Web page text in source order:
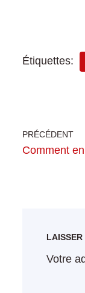
Étiquettes:
PRÉCÉDENT
Comment
LAISSER
Votre